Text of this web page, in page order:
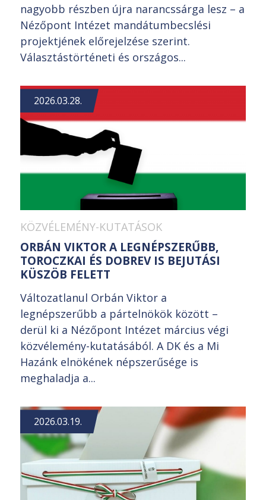
nagyobb részben újra narancssárga lesz – a
Nézőpont Intézet mandátumbecslési
projektjének előrejelzése szerint.
Választástörténeti és országos...
2026.03.28.
KÖZVÉLEMÉNY-KUTATÁSOK
ORBÁN VIKTOR A LEGNÉPSZERŰBB,
TOROCZKAI ÉS DOBREV IS BEJUTÁSI
KÜSZÖB FELETT
Változatlanul Orbán Viktor a
legnépszerűbb a pártelnökök között –
derül ki a Nézőpont Intézet március végi
közvélemény-kutatásából. A DK és a Mi
Hazánk elnökének népszerűsége is
meghaladja a...
2026.03.19.